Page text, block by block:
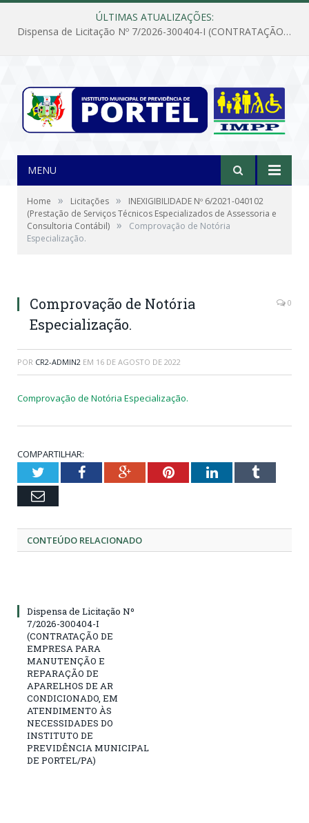
ÚLTIMAS ATUALIZAÇÕES:
Dispensa de Licitação Nº 7/2026-300404-I (CONTRATAÇÃO DE EMPRESA PARA MANUTENÇÃO E REPARAÇÃO DE APARELHOS DE AR CONDICIONADO, EM ATENDIMENTO ÀS NECESSIDADES DO INSTITUTO DE PREVIDÊNCIA MUNICIPAL DE PORTEL/PA)
MENU
Home » Licitações »
INEXIGIBILIDADE Nº 6/2021-040102
(Prestação de Serviços Técnicos Especializados de Assessoria e
Consultoria Contábil) »
Comprovação de Notória
Especialização.
Comprovação de Notória
Especialização.
0
POR CR2-ADMIN2 EM 16 DE AGOSTO DE 2022
Comprovação de Notória Especialização.
COMPARTILHAR:
TwitterFacebookGoogle+PinterestLinkedInTumblr
Email
CONTEÚDO RELACIONADO
Dispensa de Licitação Nº
7/2026-300404-I
(CONTRATAÇÃO DE
EMPRESA PARA
MANUTENÇÃO E
REPARAÇÃO DE
APARELHOS DE AR
CONDICIONADO, EM
ATENDIMENTO ÀS
NECESSIDADES DO
INSTITUTO DE
PREVIDÊNCIA MUNICIPAL
DE PORTEL/PA)